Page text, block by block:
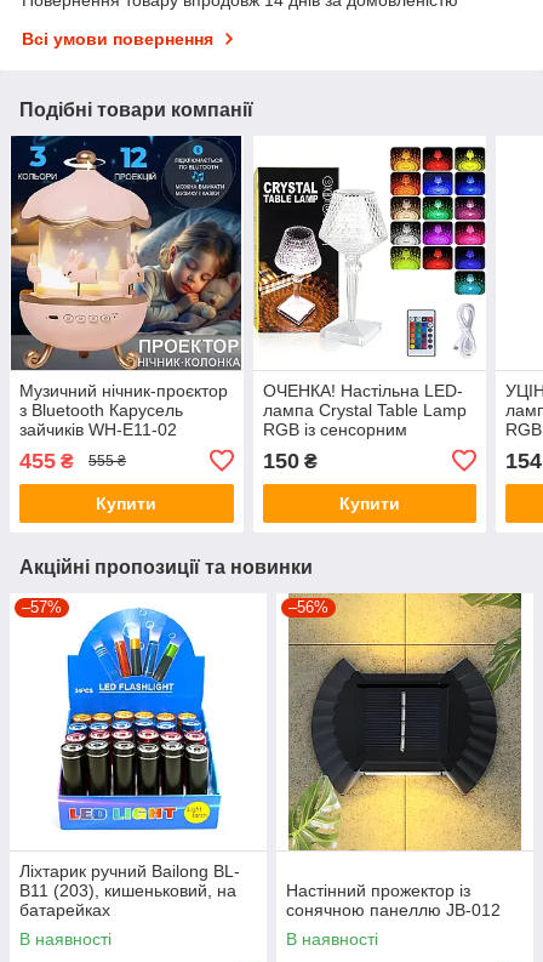
Всі умови повернення
Подібні товари компанії
Музичний нічник-проєктор
з Bluetooth Карусель
зайчиків WH-E11-02
Дитячий музичний нічник
455 ₴ 555 ₴
Купити
ОЧЕНКА! Настільна LED-
лампа Crystal Table Lamp
RGB із сенсорним
керування, 16 кольорами
(Плохе паковання 3549)
150₴
Купити
154
Акційні пропозиції та новинки
–57%
Ліхтарик ручний Bailong BL-
B11 (203), кишеньковий, на
батарейках
В наявності
–56%
Настінний прожектор із
сонячною панеллю JB-012
В наявності